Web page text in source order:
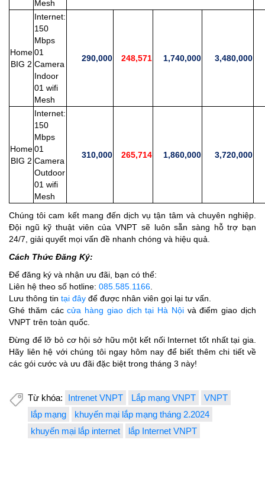
Mesh
Home
BIG 2
Internet:
150
Mbps
01
Camera
Indoor
01 wifi
Mesh
290,000 248,571 1,740,000 3,480,000
Home
BIG 2
Internet:
150
Mbps
01
Camera
Outdoor
01 wifi
Mesh
310,000 265,714 1,860,000 3,720,000
Chúng tôi cam kết mang đến dịch vụ tận tâm và chuyên nghiệp.
Đội ngũ kỹ thuật viên của VNPT sẽ luôn sẵn sàng hỗ trợ bạn
24/7, giải quyết mọi vấn đề nhanh chóng và hiệu quả.
Cách Thức Đăng Ký:
Để đăng ký và nhận ưu đãi, bạn có thể:
Liên hệ theo số hotline: 085.585.1166
Lưu thông tin tại đây để được nhân viên gọi lại tư vấn.
Ghé thăm cáccửa hàng giao dịch tại Hà Nộivà điểm giao dịch
VNPT trên toàn quốc.
Đừng để lỡ bỏ cơ hội sở hữu một kết nối Internet tốt nhất tại gia.
Hãy liên hệ với chúng tôi ngay hôm nay để biết thêm chi tiết về
các gói cước và ưu đãi đặc biệt trong tháng 3 này!
Từ khóa: Intrenet VNPT Lắp mạng VNPT
VNPT
lắp mạng
khuyến mại lắp mạng tháng 2.2024
khuyến mại lắp internet
lắp Internet VNPT